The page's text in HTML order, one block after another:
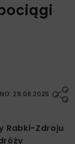
29.08.2025
Rabki-Zdroju